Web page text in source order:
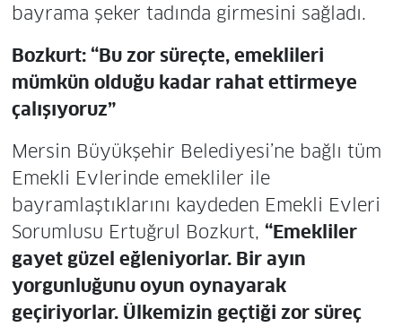
bayrama şeker tadında girmesini sağladı.
Bozkurt: “Bu zor süreçte, emeklileri
mümkün olduğu kadar rahat ettirmeye
çalışıyoruz”
Mersin Büyükşehir Belediyesi’ne bağlı tüm
Emekli Evlerinde emekliler ile
bayramlaştıklarını kaydeden Emekli Evleri
Sorumlusu Ertuğrul Bozkurt, “Emekliler
gayet güzel eğleniyorlar. Bir ayın
yorgunluğunu oyun oynayarak
geçiriyorlar. Ülkemizin geçtiği zor süreç